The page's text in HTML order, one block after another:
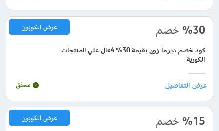
%30 خصم
كود خصم ديرما زون بقيمة 30% فعال علي المنتجات
الكورية
عرض الكوبون
محقق
%15 خصم عرض الكوبون